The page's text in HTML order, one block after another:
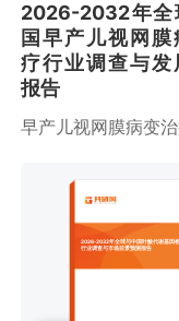
2026-2032年全
国早产儿视网膜
疗行业调查与发
报告
早产儿视网膜病变
2026-2032年全球与中国叶酸代谢基因
行业调查与市场前景预测报告